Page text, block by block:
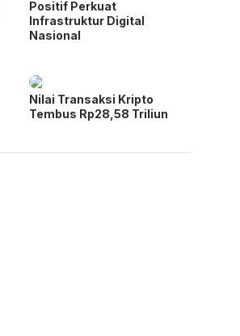
Positif Perkuat
Infrastruktur Digital
Nasional
Nilai Transaksi Kripto
Tembus Rp28,58 Triliun